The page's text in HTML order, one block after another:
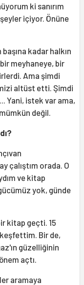
ki sanırım
içiyor. Önüne
kadar halkın
meyhaneye, bir
Ama şimdi
altüst etti. Şimdi
Yani, istek var ama,
değil.
çalıştım orada. O
ve kitap
yok, günde
kitap geçti. 15
keşfettim. Bir de,
güzelliğinin
açtı.
aramaya